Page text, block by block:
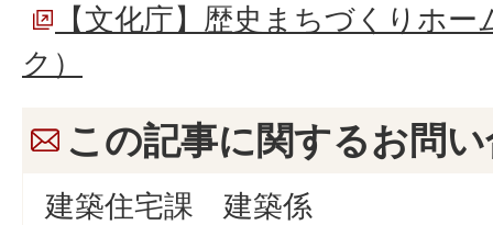
【文化庁】歴史まちづくりホ
ク）
この記事に関するお問
建築住宅課 建築係